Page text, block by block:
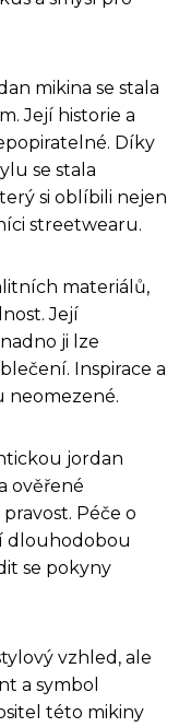
mikina se stala
Její historie a
Díky
se stala
si oblíbili nejen
streetwearu.
materiálů,
Její
ji lze
Inspirace a
neomezené.
jordan
ověřené
Péče o
dlouhodobou
se pokyny
vzhled, ale
a symbol
této mikiny